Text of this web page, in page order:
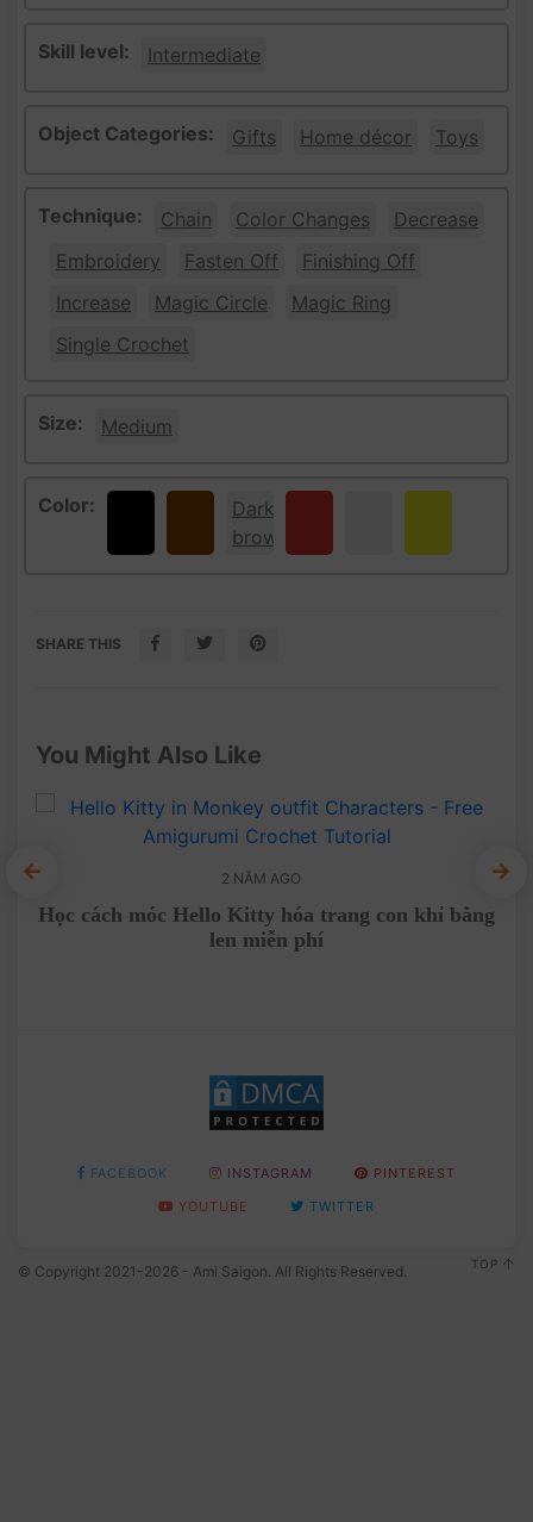
Skill level: Intermediate
Object Categories: Gifts Home décor Toys
Technique: Chain Color Changes
Decrease
Embroidery
Fasten Off
Finishing Off
Increase
Magic Circle
Magic Ring
Single Crochet
Size: Medium
Color:
Dark
brown
SHARE THIS
You Might Also Like
2 NĂM AGO
Học cách móc Hello Kitty hóa trang con khỉ bằng
len miễn phí
FACEBOOK INSTAGRAM
PINTEREST
YOUTUBE
TWITTER
© Copyright 2021-2026 - Ami Saigon. All Rights Reserved. TOP